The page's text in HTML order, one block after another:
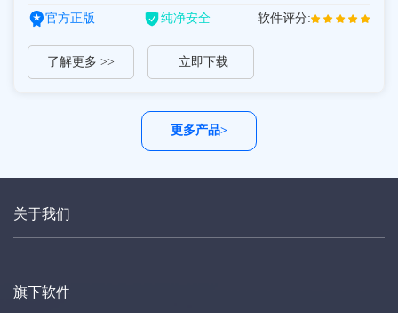
官方正版 纯净安全 软件评分:
了解更多 >> 立即下载
更多产品>
关于我们
旗下软件